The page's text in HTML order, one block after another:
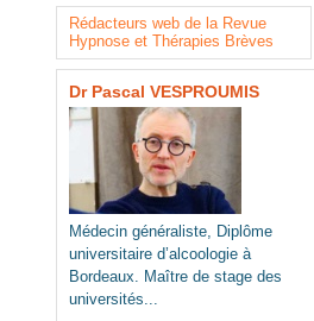
Rédacteurs web de la Revue
Hypnose et Thérapies Brèves
Dr Pascal VESPROUMIS
Médecin généraliste, Diplôme
universitaire d’alcoologie à
Bordeaux. Maître de stage des
universités...